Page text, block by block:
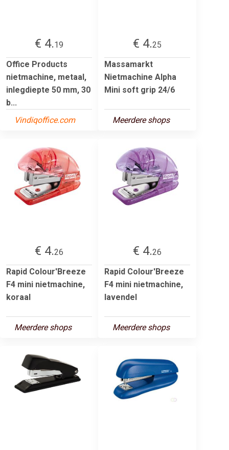
€ 4.19
Office Products
nietmachine, metaal,
inlegdiepte 50 mm, 30
b...
Vindiqoffice.com
€ 4.25
Massamarkt
Nietmachine Alpha
Mini soft grip 24/6
Meerdere shops
€ 4.26
Rapid Colour'Breeze
F4 mini nietmachine,
koraal
Meerdere shops
€ 4.26
Rapid Colour'Breeze
F4 mini nietmachine,
lavendel
Meerdere shops